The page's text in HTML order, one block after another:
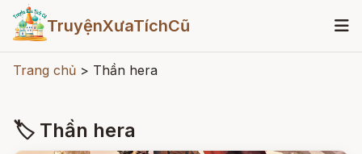
TruyệnXưaTíchCũ
Trang chủ > Thần hera
🏷 Thần hera